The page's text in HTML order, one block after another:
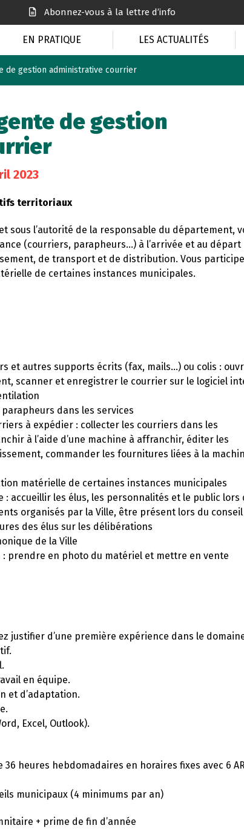
Abonnez-vous à la lettre d’info
EN PRATIQUE LES ACTUALITÉS
de gestion administrative courrier
de gestion
2023
territoriaux
sous l’autorité de la responsable du département,
(courriers, parapheurs…) à l’arrivée et au départ
de transport et de distribution. Vous
de certaines instances municipales.
et autres supports écrits (fax, mails…) ou colis :
scanner et enregistrer le courrier sur le logiciel
dans les services
à expédier : collecter les courriers dans les
à l’aide d’une machine à affranchir, éditer les
commander les fournitures liées à la
matérielle de certaines instances municipales
: accueillir les élus, les personnalités et le public lors
organisés par la Ville, être présent lors du conseil
des élus sur les délibérations
de la Ville
prendre en photo du matériel et mettre en vente
justifier d’une première expérience dans le
en équipe.
et d’adaptation.
Excel, Outlook).
36 heures hebdomadaires en horaires fixes avec 6
municipaux (4 minimums par an)
+ prime de fin d’année